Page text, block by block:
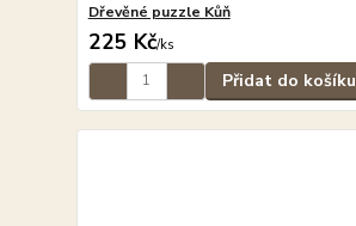
Dřevěné puzzle Kůň
225 Kč/ks
Přidat do košíku